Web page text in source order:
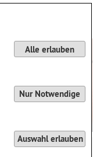
Alle erlauben
Nur Notwendige
Auswahl erlauben